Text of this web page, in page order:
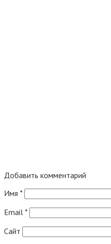
Добавить комментарий
Имя *
Email *
Сайт